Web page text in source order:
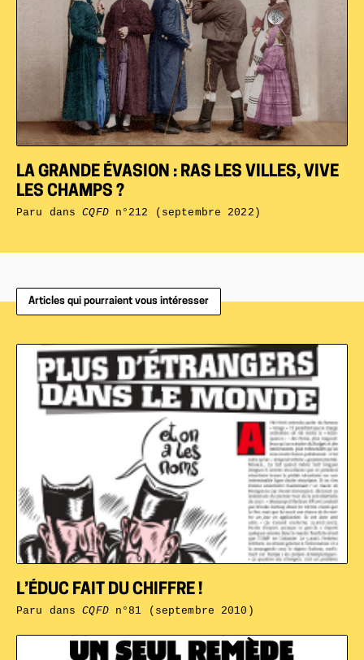
LA GRANDE ÉVASION : RAS LES VILLES, VIVE
LES CHAMPS ?
Paru dansCQFDn°212 (septembre 2022)
Articles qui pourraient vous intéresser
L’ÉDUC FAIT DU CHIFFRE !
Paru dansCQFDn°81 (septembre 2010)